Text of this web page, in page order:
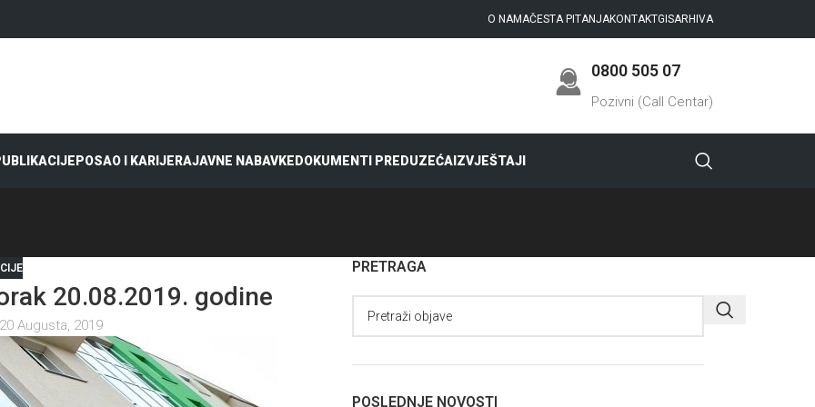
O NAMAČESTA PITANJAKONTAKTGISARHIVA
0800 505 07
Pozivni (Call Centar)
POSAO I KARIJERAJAVNE NABAVKEDOKUMENTI PREDUZEĆAIZVJEŠTAJI
20.08.2019. godine
Augusta, 2019
PRETRAGA
POSLEDNJE NOVOSTI